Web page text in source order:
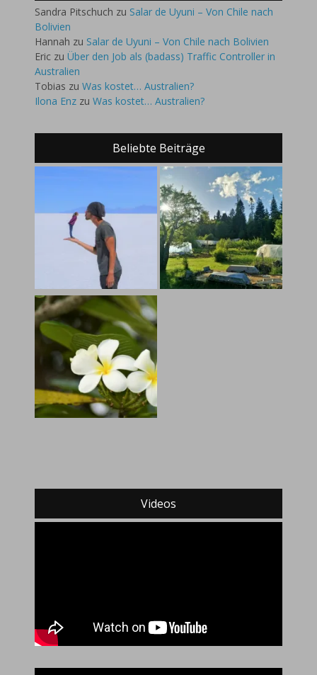
Sandra Pitschuch zu Salar de Uyuni – Von Chile nach
Bolivien
Hannah zu Salar de Uyuni – Von Chile nach Bolivien
Eric zu Über den Job als (badass) Traffic Controller in
Australien
Tobias zu Was kostet… Australien?
Ilona Enz zu Was kostet… Australien?
Beliebte Beiträge
Videos